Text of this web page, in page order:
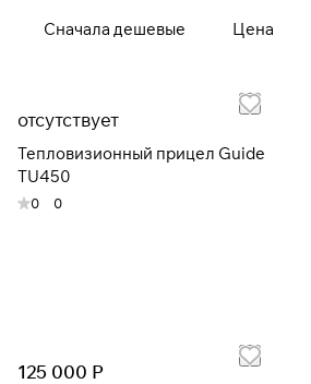
Сначала дешевые Цена
отсутствует
Тепловизионный прицел Guide
TU450
0 0
125 000 Р